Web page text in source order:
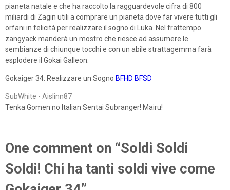
pianeta natale e che ha raccolto la ragguardevole cifra di 800
miliardi di Zagin utili a comprare un pianeta dove far vivere tutti gli
orfani in felicità per realizzare il sogno di Luka. Nel frattempo
zangyack manderà un mostro che riesce ad assumere le
sembianze di chiunque tocchi e con un abile strattagemma farà
esplodere il Gokai Galleon.
Gokaiger 34: Realizzare un Sogno BFHD BFSD
SubWhite - Aislinn87
Tenka Gomen no Italian Sentai Subranger! Mairu!
One comment on “Soldi Soldi
Soldi! Chi ha tanti soldi vive come